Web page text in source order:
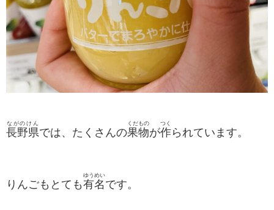
長野県
ながのけん
では、たくさんの果物
くだもの
が作
つく
られています。
りんごもとても有名
ゆうめい
です。